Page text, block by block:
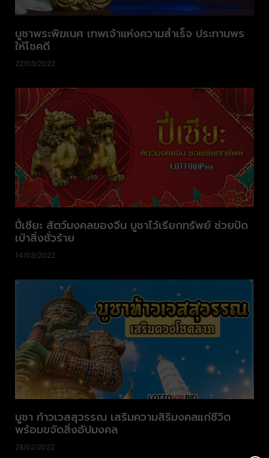
บูชาพระพิฆเนศ เทพเจ้าแห่งความสำเร็จ ประทานพร
ให้โชคดี
22/03/2022
ปี่เซียะ สัตว์มงคลของจีน บูชาไว้เรียกทรัพย์ ช่วยปัด
เป่าสิ่งชั่วร้าย
14/03/2022
บูชา ท้าวเวสสุวรรณ เสริมความสิริมงคลแก่ชีวิต
พร้อมขจัดสิ่งอัปมงคล
28/02/2022